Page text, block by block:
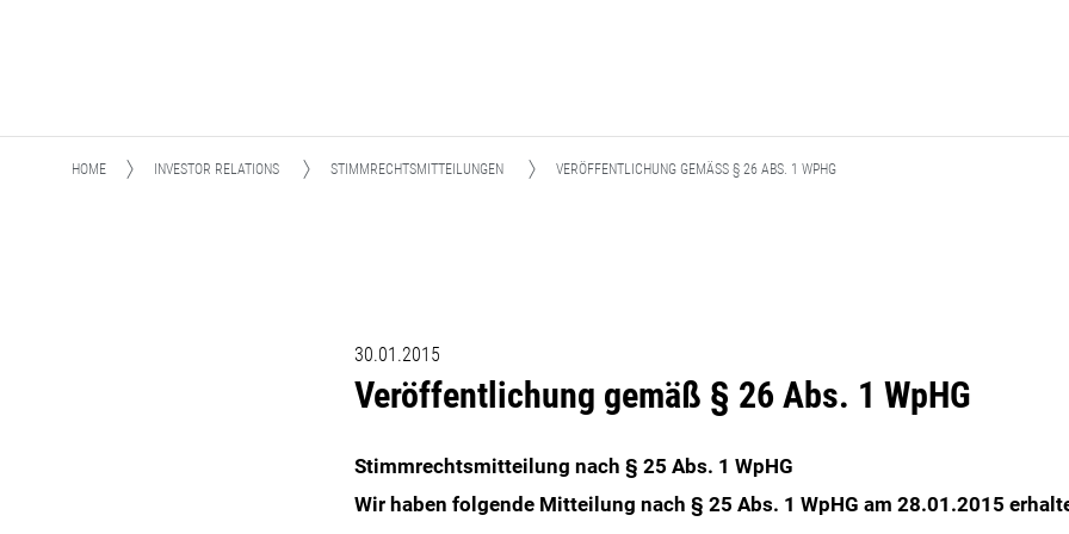
HOME INVESTOR RELATIONS STIMMRECHTSMITTEILUNGEN VERÖFFENTLICHUNG GEMÄSS § 26 ABS. 1 WPHG
30.01.2015
Veröffentlichung gemäß § 26 Abs. 1 WpHG
Stimmrechtsmitteilung nach § 25 Abs. 1 WpHG
Wir haben folgende Mitteilung nach § 25 Abs. 1 WpHG am 28.01.2015